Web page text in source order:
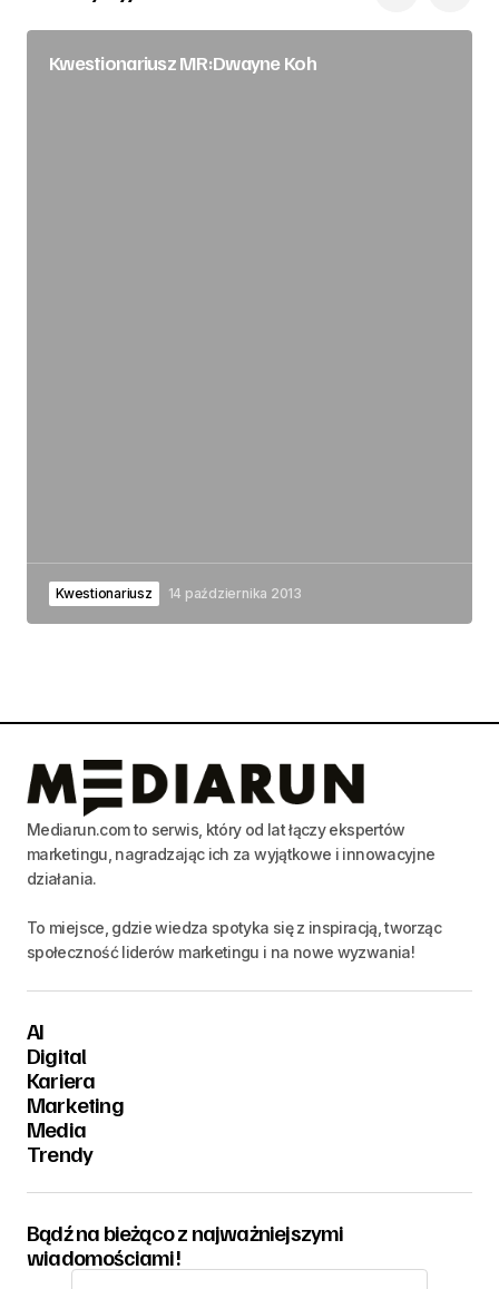
Kwestionariusz MR:Dwayne Koh
Kwestionariusz 14 października 2013
Mediarun.com to serwis, który od lat łączy ekspertów
marketingu, nagradzając ich za wyjątkowe i innowacyjne
działania.
To miejsce, gdzie wiedza spotyka się z inspiracją, tworząc
społeczność liderów marketingu i na nowe wyzwania!
AI
Digital
Kariera
Marketing
Media
Trendy
Bądź na bieżąco z najważniejszymi
wiadomościami!